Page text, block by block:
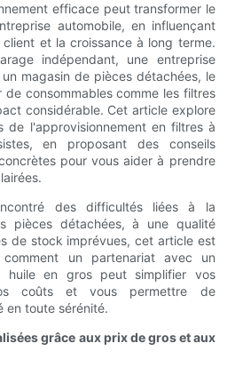
efficace peut transformer le
automobile, en influençant
et la croissance à long terme.
indépendant, une entreprise
magasin de pièces détachées, le
consommables comme les filtres
considérable. Cet article explore
de l'approvisionnement en filtres à
en proposant des conseils
pour vous aider à prendre
des difficultés liées à la
pièces détachées, à une qualité
de stock imprévues, cet article est
un partenariat avec un
huile en gros peut simplifier vos
coûts et vous permettre de
en toute sérénité.
grâce aux prix de gros et aux